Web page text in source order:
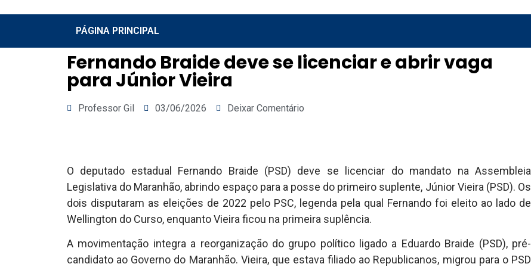
PÁGINA PRINCIPAL
Fernando Braide deve se licenciar e abrir vaga
para Júnior Vieira
Professor Gil 03/06/2026 Deixar Comentário
O deputado estadual Fernando Braide (PSD) deve se licenciar do mandato na Assembleia
Legislativa do Maranhão, abrindo espaço para a posse do primeiro suplente, Júnior Vieira (PSD). Os
dois disputaram as eleições de 2022 pelo PSC, legenda pela qual Fernando foi eleito ao lado de
Wellington do Curso, enquanto Vieira ficou na primeira suplência.
A movimentação integra a reorganização do grupo político ligado a Eduardo Braide (PSD), pré-
candidato ao Governo do Maranhão. Vieira, que estava filiado ao Republicanos, migrou para o PSD